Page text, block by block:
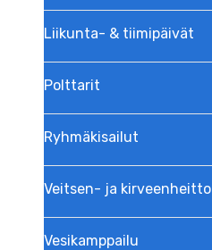
Liikunta- & tiimipäivät
Polttarit
Ryhmäkisailut
Veitsen- ja kirveenheitto
Vesikamppailu